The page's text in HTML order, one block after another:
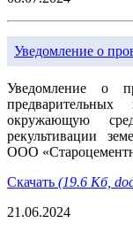
Уведомление о
Уведомление о
окружающую
рекультивации
ООО
Скачать (19.6 Кб,
21.06.2024